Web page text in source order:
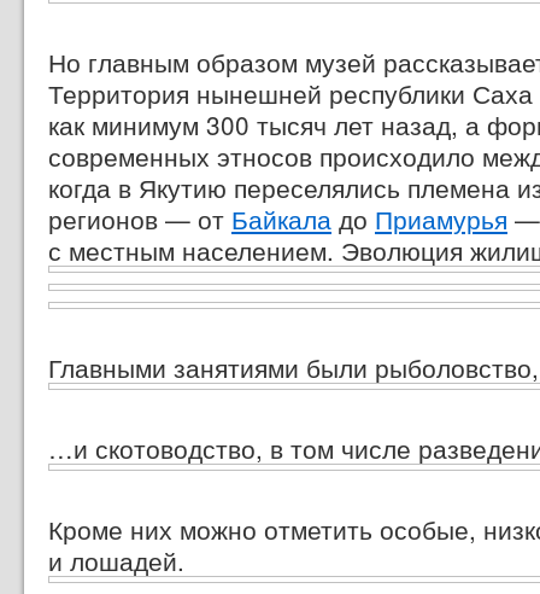
Но главным образом музей
Территория нынешней республики
как минимум 300 тысяч лет назад, а
современных этносов происходило
когда в Якутию переселялись племена
регионов — от Байкала до Приамурья —
с местным населением. Эволюция
Главными занятиями были
…и скотоводство, в том числе
Кроме них можно отметить особые,
и лошадей.